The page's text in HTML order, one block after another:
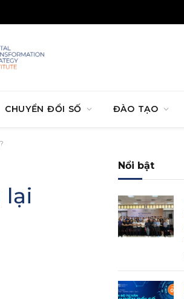
CHUYỂN ĐỔI SỐ ĐÀO TẠO
lại
Nổi bật